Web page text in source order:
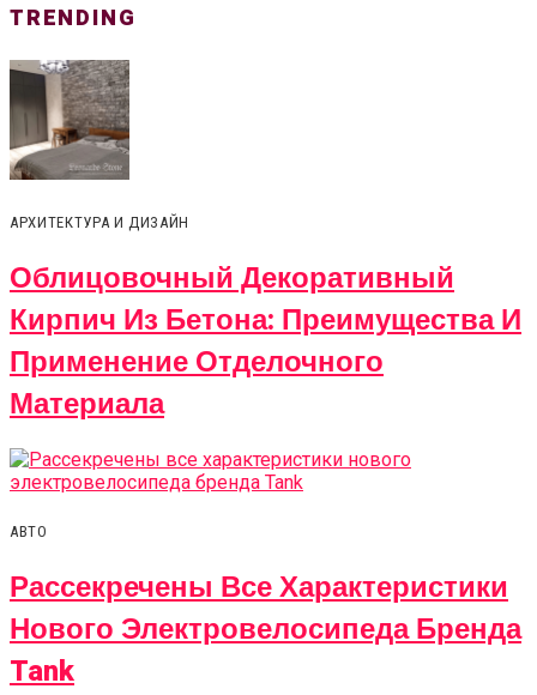
TRENDING
АРХИТЕКТУРА И ДИЗАЙН
Облицовочный Декоративный
Кирпич Из Бетона: Преимущества И
Применение Отделочного
Материала
АВТО
Рассекречены Все Характеристики
Нового Электровелосипеда Бренда
Tank